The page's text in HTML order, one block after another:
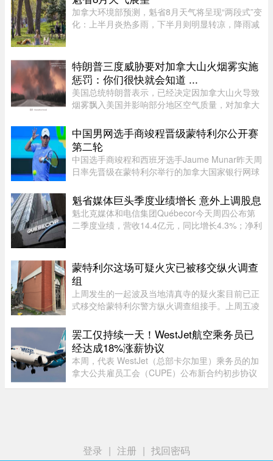
庭指出，公司未告知员工， ...
加拿大环境部预测，魁省8月天气将呈现“两段式”变
化：上半月炎热多雨，下半月则明显转凉，降雨减
平，而南部地区气温则略低 ...
特朗普三度威胁要对加拿大山火烟雾实施
惩罚：你们很快就会知道 ...
美国总统特朗普表示，已经决定因加拿大山火导致
烟雾飘入美国并影响部分地区空气质量，对加拿大
期里，特朗普第三次就此事对加拿大发出威胁。周
日晚间，特朗普在“空 ...
中国男网选手商竣程晋级蒙特利尔公开赛
第二轮
中国选手商竣程和西班牙选手Jaume Munar昨天周
日率先晋级在蒙特利尔举行的加拿大国家银行网球
降雨让赛事安排受到严重影响。世界排名第270位
的商竣程以6比3、6比3击败巴 ...
魁省媒体巨头季度业绩增长 意外上调股息
魁北克媒体和电信集团Québecor今天周四公布第
二季度业绩，营收14.4亿元，同比增长4.3%；净利
4%至12.3亿元，过去一年新增2 ...
蒙特利尔这场可疑火灾已被移交纵火调查
组
上周发生的一起波及当地清真寺的疑火案目前已正
式移交给蒙特利尔警方纵火调查组接手。上周五凌
Côte-des-Neiges–Notre-Dame-de-Grâce 区的
Courtrai Avenue，停在两 ...
罢工仅持续一天！WestJet航空乘务员已
经达成18%涨薪协议
本周，代表 WestJet（总部卡尔加里）乘务员的加
拿大公共雇员工会（CUPE）公布新合约初步协议
登录 | 注册 | 找回密码